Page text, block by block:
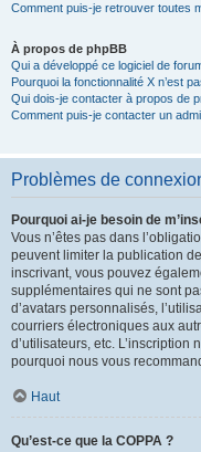
Comment puis-je retrouver toutes
À propos de phpBB
Qui a développé ce logiciel de
Pourquoi la fonctionnalité X n’est
Qui dois-je contacter à propos de
Comment puis-je contacter un
Problèmes de
Pourquoi ai-je besoin de
Vous n’êtes pas dans
peuvent limiter la publication
inscrivant, vous pouvez
supplémentaires qui ne sont
d’avatars personnalisés,
courriers électroniques aux
d’utilisateurs, etc. L’inscription
pourquoi nous vous
Haut
Qu’est-ce que la COPPA ?